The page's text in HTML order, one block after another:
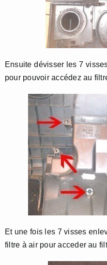
Ensuite dévisser les 7
pour pouvoir accédez au
Et une fois les 7 visses
filtre à air pour acceder au